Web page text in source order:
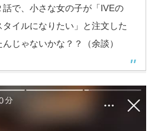
で、小さな女の子が「IVEの
イルになりたい」と注文した
じゃないかな？？（余談）